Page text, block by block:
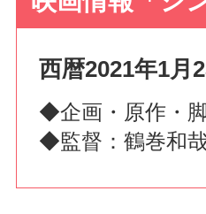
西暦2021年1月
◆企画・原作・
◆監督：鶴巻和